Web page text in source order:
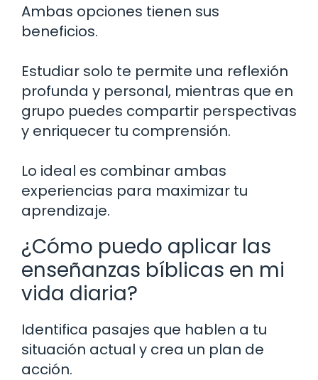
Ambas opciones tienen sus
beneficios.
Estudiar solo te permite una reflexión
profunda y personal, mientras que en
grupo puedes compartir perspectivas
y enriquecer tu comprensión.
Lo ideal es combinar ambas
experiencias para maximizar tu
aprendizaje.
¿Cómo puedo aplicar las
enseñanzas bíblicas en mi
vida diaria?
Identifica pasajes que hablen a tu
situación actual y crea un plan de
acción.